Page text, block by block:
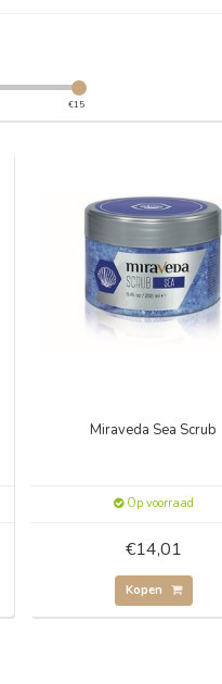
€15
Miraveda Sea Scrub
Op voorraad
€14,01
Kopen